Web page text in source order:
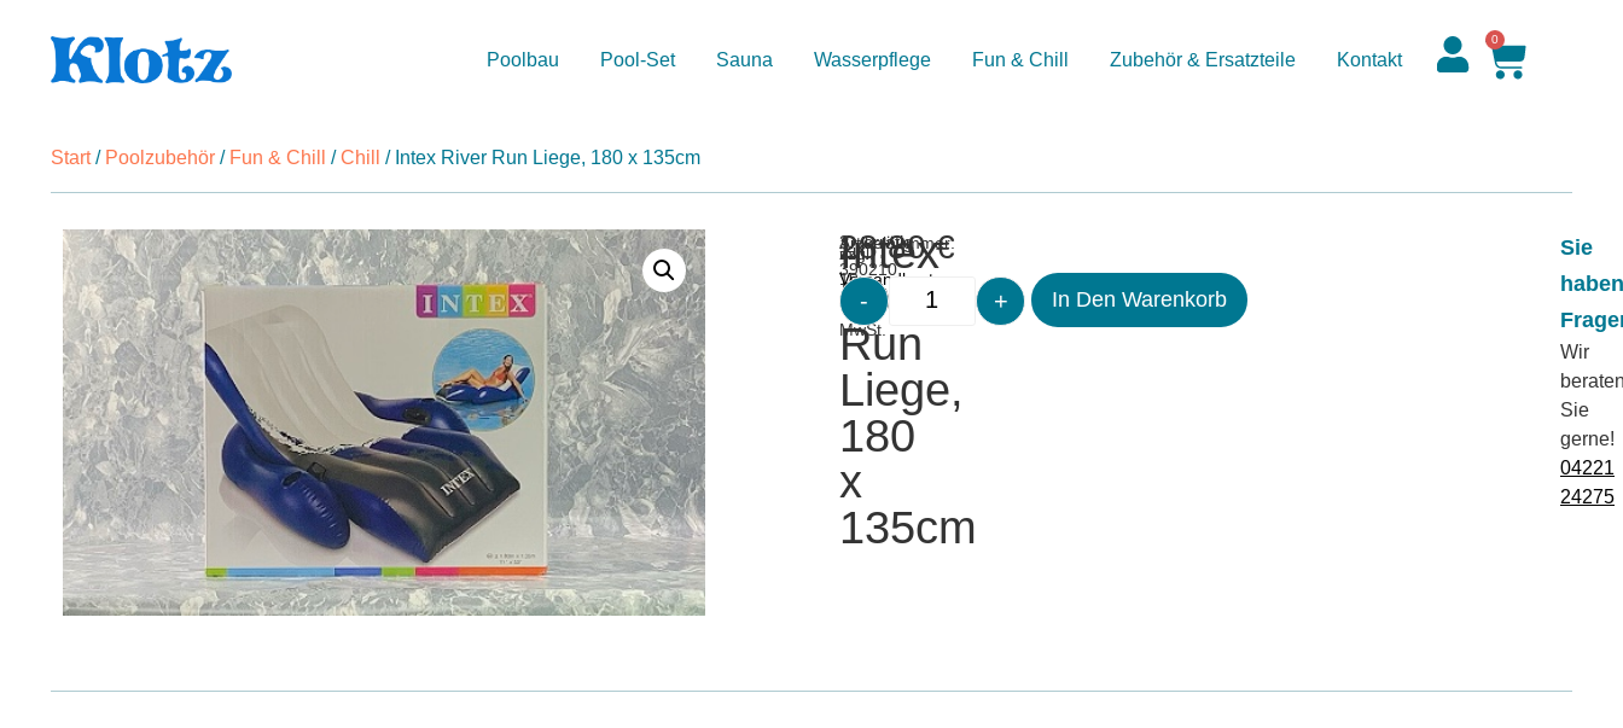
Poolbau Pool-Set Sauna Wasserpflege Fun & Chill Zubehör & Ersatzteile Kontakt
0
Start/ Poolzubehör / Fun & Chill /Chill / Intex River Run Liege, 180 x 135cm
Artikelnummer:
390210
Merken
Intex
River
Run
Liege,
180
x
135cm
28,80€
inkl.
19
%
MwSt.
zzgl.
Versandkosten
3 vorrätig
- + In Den Warenkorb
Sie
haben
Wir
Sie
gerne!
04221
24275